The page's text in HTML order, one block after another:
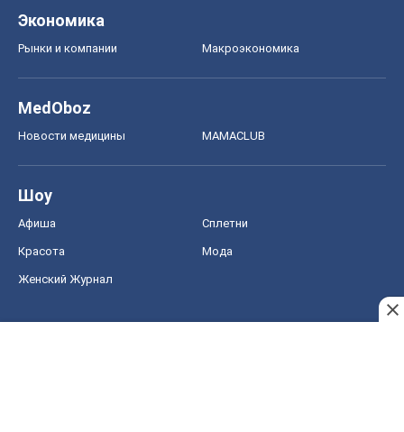
Экономика
Рынки и компании Mакроэкономика
MedOboz
Новости медицины MAMACLUB
Шоу
Афиша Сплетни
Красота Мода
Женский Журнал